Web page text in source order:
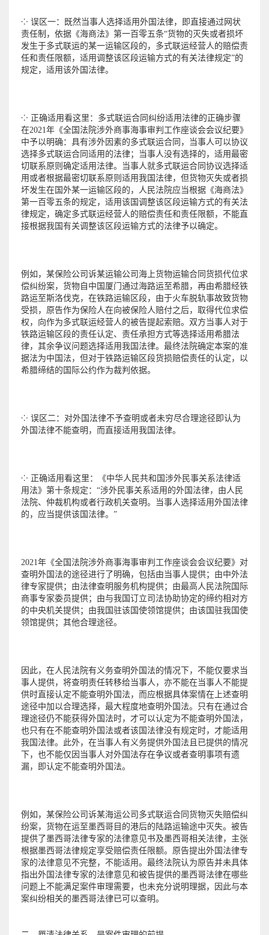
⁘ 误区一：既然当事人选择适用外国法律，即直接通过网状
责任制，依据《海商法》第一百零五条“货物的灭失或者损坏
发生于多式联运的某一运输区段的，多式联运经营人的赔偿责
任和责任限额，适用调整该区段运输方式的有关法律规定”的
规定，适用该外国法律。
⁘ 正确适用看这里：多式联运合同纠纷适用法律的正确步骤
在2021年《全国法院涉外商事海事审判工作座谈会会议纪要》
中予以明确：具有涉外因素的多式联运合同，当事人可以协议
选择多式联运合同适用的法律；当事人没有选择的，适用最密
切联系原则确定适用法律。当事人就多式联运合同协议选择适
用或者根据最密切联系原则适用我国法律，但货物灭失或者损
坏发生在国外某一运输区段的，人民法院应当根据《海商法》
第一百零五条的规定，适用该国调整该区段运输方式的有关法
律规定，确定多式联运经营人的赔偿责任和责任限额，不能直
接根据我国有关调整该区段运输方式的法律予以确定。
例如，某保险公司诉某运输公司海上货物运输合同货损代位求
偿纠纷案，货物自中国厦门通过海路运至希腊，再由希腊经铁
路运至斯洛伐克，在铁路运输区段，由于火车脱轨事故致货物
受损，原告作为保险人在向被保险人赔付之后，取得代位求偿
权，向作为多式联运经营人的被告提起索赔。双方当事人对于
铁路运输区段的责任认定、责任承担方式等选择适用希腊法
律，其余争议问题选择适用我国法律。最终法院确定本案的准
据法为中国法，但对于铁路运输区段货损赔偿责任的认定，以
希腊缔结的国际公约作为裁判依据。
⁘ 误区二：对外国法律不予查明或者未穷尽合理途径即认为
外国法律不能查明，而直接适用我国法律。
⁘ 正确适用看这里：《中华人民共和国涉外民事关系法律适
用法》第十条规定：“涉外民事关系适用的外国法律，由人民
法院、仲裁机构或者行政机关查明。当事人选择适用外国法律
的，应当提供该国法律。”
2021年《全国法院涉外商事海事审判工作座谈会会议纪要》对
查明外国法的途径进行了明确，包括由当事人提供；由中外法
律专家提供；由法律查明服务机构提供；由最高人民法院国际
商事专家委员提供；由与我国订立司法协助协定的缔约相对方
的中央机关提供；由我国驻该国使领馆提供；由该国驻我国使
领馆提供；其他合理途径。
因此，在人民法院有义务查明外国法的情况下，不能仅要求当
事人提供，将查明责任转移给当事人，亦不能在当事人不能提
供时直接认定不能查明外国法，而应根据具体案情在上述查明
途径中加以合理选择，最大程度地查明外国法。只有在通过合
理途径仍不能获得外国法时，才可以认定为不能查明外国法，
也只有在不能查明外国法或者该国法律没有规定时，才能适用
我国法律。此外，在当事人有义务提供外国法且已提供的情况
下，也不能仅因当事人对外国法存在争议或者查明事项有遗
漏，即认定不能查明外国法。
例如，某保险公司诉某海运公司多式联运合同货物灭失赔偿纠
纷案，货物在运至墨西哥目的港后的陆路运输途中灭失。被告
提供了墨西哥法律专家的法律意见书及墨西哥相关法律，主张
根据墨西哥法律规定享受赔偿责任限额。原告提出外国法律专
家的法律意见不完整，不能适用。最终法院认为原告并未具体
指出外国法律专家的法律意见和被告提供的墨西哥法律在哪些
问题上不能满足案件审理需要，也未充分说明理据，因此与本
案纠纷相关的墨西哥法律已可以查明。